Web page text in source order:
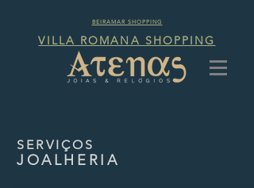
BEIRAMAR SHOPPING
VILLA ROMANA SHOPPING
SERVIÇOS
JOALHERIA